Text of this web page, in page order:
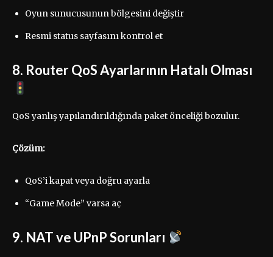
Oyun sunucusunun bölgesini değiştir
Resmi status sayfasını kontrol et
8. Router QoS Ayarlarının Hatalı Olması
QoS yanlış yapılandırıldığında paket önceliği bozulur.
Çözüm:
QoS’i kapat veya doğru ayarla
“Game Mode” varsa aç
9. NAT ve UPnP Sorunları